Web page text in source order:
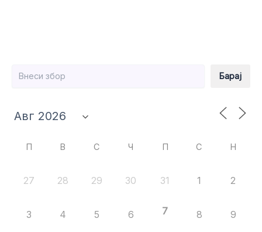
Барај
П В С Ч П С Н
27 28 29 30 31 1 2
3 4 5 6 7 8 9